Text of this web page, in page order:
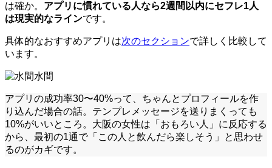
は確か。 アプリに慣れている人なら2週間以内にセフレ1人
は現実的なラインです。
具体的なおすすめアプリは次のセクションで詳しく比較して
います。
水間
アプリの成功率30〜40%って、ちゃんとプロフィールを作
り込んだ場合の話。テンプレメッセージを送りまくっても
10%がいいところ。大阪の女性は「おもろい人」に反応する
から、最初の1通で「この人と飲んだら楽しそう」と思わせ
るのがカギです。